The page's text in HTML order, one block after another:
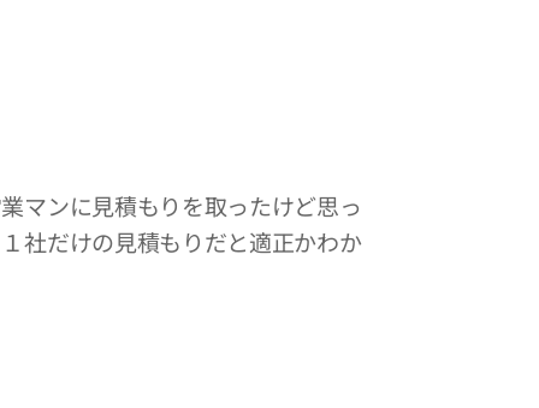
マンに見積もりを取ったけど思っ
社だけの見積もりだと適正かわか